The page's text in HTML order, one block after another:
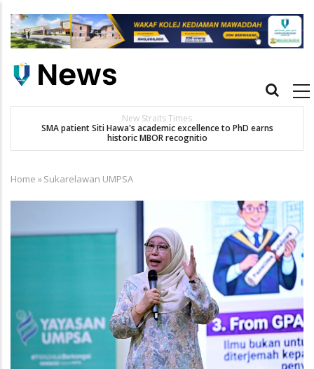
main
Main
New Straits Times
SMA patient Siti Hawa's academic excellence to PhD earns
historic MBOR recognitio
Breadcrumb
Home »Sukarelawan UMPSA